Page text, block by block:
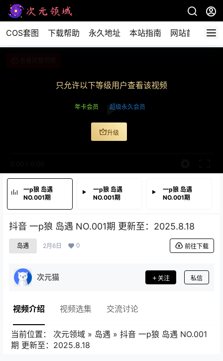
COS套图 下载帮助 永久地址 本站指南 网站首页
只允许以下等级用户查看该视频
年卡会员 超级永久会员
升级
一p狼 岛遇
NO.001期
一p狼 岛遇
NO.001期
一p狼 岛遇
NO.001期
抖音 一p狼 岛遇 NO.001期 更新至：2025.8.18
岛遇 2月6日 0 前往下载
次元猫 关注 私信
视频介绍 视频选集 交流讨论
当前位置： 次元领域 » 岛遇 » 抖音 一p狼 岛遇 NO.001
期 更新至：2025.8.18